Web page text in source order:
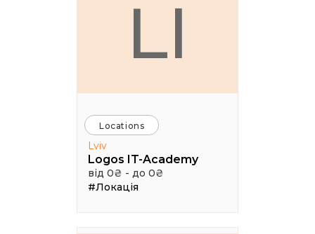
LI
Locations
Lviv
Logos IT-Academy
від 0₴ - до 0₴
#Локація